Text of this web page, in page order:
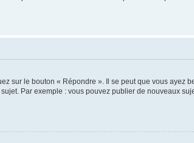
sur le bouton « Répondre ». Il se peut que vous ayez
Par exemple : vous pouvez publier de nouveaux